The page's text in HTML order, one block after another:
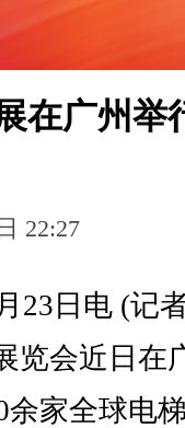
在广州举
22:27
日电 (记
览会近日在
余家全球电